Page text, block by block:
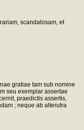
scandalosam, et
gratiae tam sub nomine
seu exemplar assertae
praedictis assertis,
; neque ab alterutra